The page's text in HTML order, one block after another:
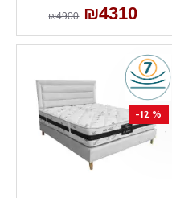
₪4900 ₪4310
-12 %